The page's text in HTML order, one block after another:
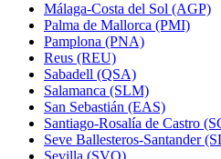
Málaga-Costa del Sol (AGP)
Palma de Mallorca (PMI)
Pamplona (PNA)
Reus (REU)
Sabadell (QSA)
Salamanca (SLM)
San Sebastián (EAS)
Santiago-Rosalía de Castro
Seve Ballesteros-Santander
Sevilla (SVQ)